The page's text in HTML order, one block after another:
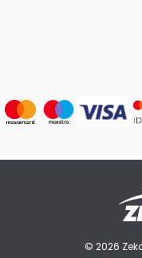
© 2026